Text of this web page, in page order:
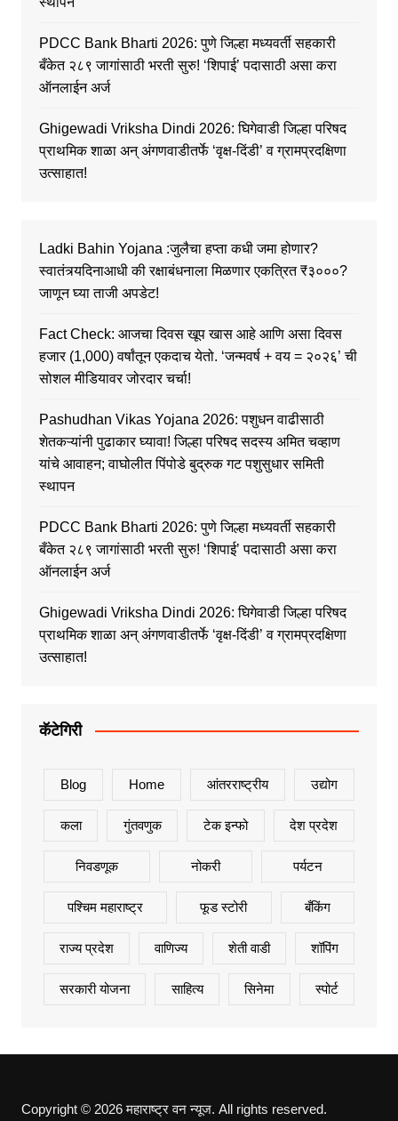
PDCC Bank Bharti 2026: पुणे जिल्हा मध्यवर्ती सहकारी
बँकेत २८९ जागांसाठी भरती सुरु! ‘शिपाई’ पदासाठी असा करा
ऑनलाईन अर्ज
Ghigewadi Vriksha Dindi 2026: घिगेवाडी जिल्हा परिषद
प्राथमिक शाळा अन् अंगणवाडीतर्फे ‘वृक्ष-दिंडी’ व ग्रामप्रदक्षिणा
उत्साहात!
Ladki Bahin Yojana :जुलैचा हप्ता कधी जमा होणार?
स्वातंत्र्यदिनाआधी की रक्षाबंधनाला मिळणार एकत्रित ₹३०००?
जाणून घ्या ताजी अपडेट!
Fact Check: आजचा दिवस खूप खास आहे आणि असा दिवस
हजार (1,000) वर्षांतून एकदाच येतो. ‘जन्मवर्ष + वय = २०२६’ ची
सोशल मीडियावर जोरदार चर्चा!
Pashudhan Vikas Yojana 2026: पशुधन वाढीसाठी
शेतकऱ्यांनी पुढाकार घ्यावा! जिल्हा परिषद सदस्य अमित चव्हाण
यांचे आवाहन; वाघोलीत पिंपोडे बुद्रुक गट पशुसुधार समिती
स्थापन
PDCC Bank Bharti 2026: पुणे जिल्हा मध्यवर्ती सहकारी
बँकेत २८९ जागांसाठी भरती सुरु! ‘शिपाई’ पदासाठी असा करा
ऑनलाईन अर्ज
Ghigewadi Vriksha Dindi 2026: घिगेवाडी जिल्हा परिषद
प्राथमिक शाळा अन् अंगणवाडीतर्फे ‘वृक्ष-दिंडी’ व ग्रामप्रदक्षिणा
उत्साहात!
कॅटेगिरी
Blog Home आंतरराष्ट्रीय उद्योग
कला गुंतवणुक टेक इन्फो देश प्रदेश
निवडणूक नोकरी पर्यटन
पश्चिम महाराष्ट्र फूड स्टोरी बँकिंग
राज्य प्रदेश वाणिज्य शेती वाडी शॉपिंग
सरकारी योजना साहित्य सिनेमा स्पोर्ट
Copyright © 2026 महाराष्ट्र वन न्यूज. All rights reserved.